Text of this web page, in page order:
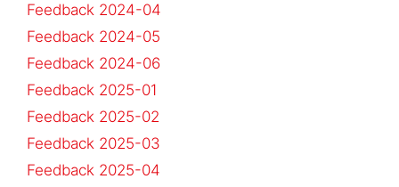
Feedback 2024-04
Feedback 2024-05
Feedback 2024-06
Feedback 2025-01
Feedback 2025-02
Feedback 2025-03
Feedback 2025-04